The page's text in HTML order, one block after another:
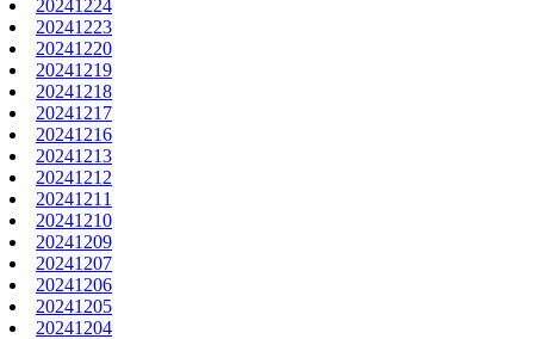
20241224
20241223
20241220
20241219
20241218
20241217
20241216
20241213
20241212
20241211
20241210
20241209
20241207
20241206
20241205
20241204